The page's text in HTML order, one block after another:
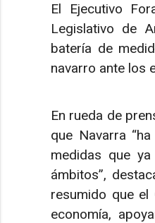
El Ejecutivo
Legislativo de
batería de
navarro ante los
En rueda de
que Navarra
medidas que
ámbitos”,
resumido que
economía,